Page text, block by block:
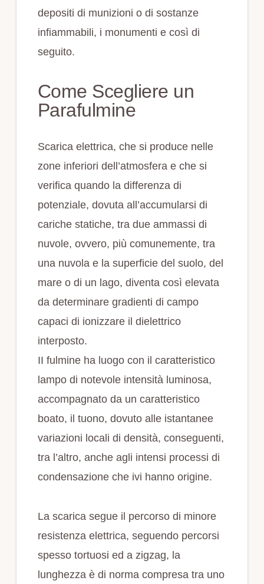
depositi di munizioni o di sostanze
infiammabili, i monumenti e così di
seguito.
Come Scegliere un
Parafulmine
Scarica elettrica, che si produce nelle
zone inferiori dell’atmosfera e che si
verifica quando la differenza di
potenziale, dovuta all’accumularsi di
cariche statiche, tra due ammassi di
nuvole, ovvero, più comunemente, tra
una nuvola e la superficie del suolo, del
mare o di un lago, diventa così elevata
da determinare gradienti di campo
capaci di ionizzare il dielettrico
interposto.
II fulmine ha luogo con il caratteristico
lampo di notevole intensità luminosa,
accompagnato da un caratteristico
boato, il tuono, dovuto alle istantanee
variazioni locali di densità, conseguenti,
tra l’altro, anche agli intensi processi di
condensazione che ivi hanno origine.
La scarica segue il percorso di minore
resistenza elettrica, seguendo percorsi
spesso tortuosi ed a zigzag, la
lunghezza è di norma compresa tra uno